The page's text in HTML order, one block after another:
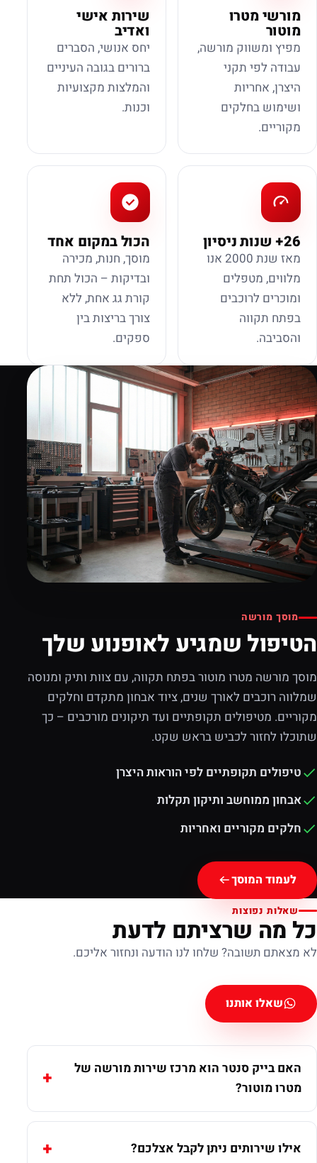
מורשי מטרו
מוטור
מפיץ ומשווק מורשה,
עבודה לפי תקני
היצרן, אחריות
ושימוש בחלקים
מקוריים.
שירות אישי
ואדיב
יחס אנושי, הסברים
ברורים בגובה העיניים
והמלצות מקצועיות
וכנות.
26+ שנות ניסיון
מאז שנת 2000 אנו
מלווים, מטפלים
ומוכרים לרוכבים
בפתח תקווה
והסביבה.
הכול במקום אחד
מוסך, חנות, מכירה
ובדיקות – הכול תחת
קורת גג אחת, ללא
צורך בריצות בין
ספקים.
מוסך מורשה
הטיפול שמגיע לאופנוע שלך
מוסך מורשה מטרו מוטור בפתח תקווה, עם צוות ותיק ומנוסה
שמלווה רוכבים לאורך שנים, ציוד אבחון מתקדם וחלקים
מקוריים. מטיפולים תקופתיים ועד תיקונים מורכבים – כך
שתוכלו לחזור לכביש בראש שקט.
טיפולים תקופתיים לפי הוראות היצרן
אבחון ממוחשב ותיקון תקלות
חלקים מקוריים ואחריות
לעמוד המוסך
שאלות נפוצות
כל מה שרציתם לדעת
לא מצאתם תשובה? שלחו לנו הודעה ונחזור אליכם.
שאלו אותנו
האם בייק סנטר הוא מרכז שירות מורשה של
מטרו מוטור?
אילו שירותים ניתן לקבל אצלכם?